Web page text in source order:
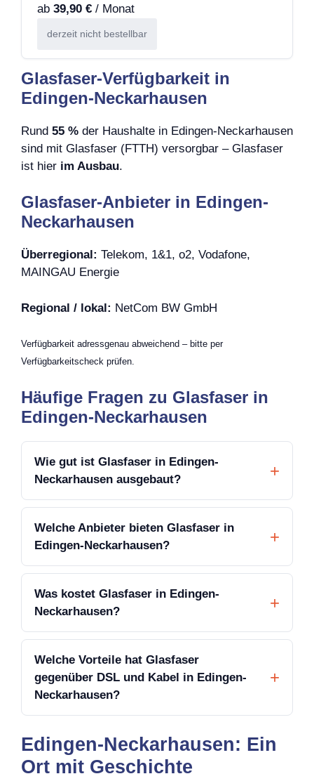
ab 39,90 € / Monat
derzeit nicht bestellbar
Glasfaser-Verfügbarkeit in
Edingen-Neckarhausen
Rund 55 % der Haushalte in Edingen-Neckarhausen
sind mit Glasfaser (FTTH) versorgbar – Glasfaser
ist hier im Ausbau.
Glasfaser-Anbieter in Edingen-
Neckarhausen
Überregional: Telekom, 1&1, o2, Vodafone,
MAINGAU Energie
Regional / lokal: NetCom BW GmbH
Verfügbarkeit adressgenau abweichend – bitte per
Verfügbarkeitscheck prüfen.
Häufige Fragen zu Glasfaser in
Edingen-Neckarhausen
Wie gut ist Glasfaser in Edingen-
Neckarhausen ausgebaut?
Welche Anbieter bieten Glasfaser in
Edingen-Neckarhausen?
Was kostet Glasfaser in Edingen-
Neckarhausen?
Welche Vorteile hat Glasfaser
gegenüber DSL und Kabel in Edingen-
Neckarhausen?
Edingen-Neckarhausen: Ein
Ort mit Geschichte